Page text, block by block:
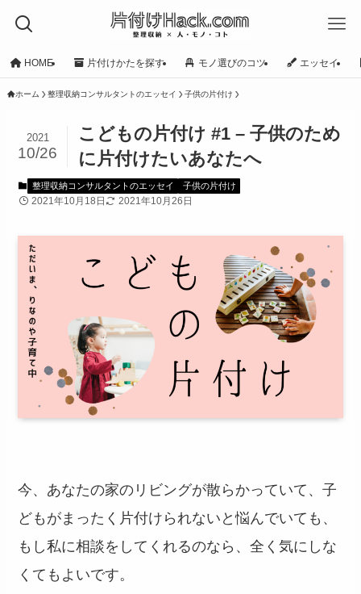
HOME 片付けかたを探す モノ選びのコツ エッセイ
ホーム 整理収納コンサルタントのエッセイ 子供の片付け
こどもの片付け #1 – 子供のため
に片付けたいあなたへ
2021
10/26
整理収納コンサルタントのエッセイ 子供の片付け
2021年10月18日 2021年10月26日
今、あなたの家のリビングが散らかっていて、子
どもがまったく片付けられないと悩んでいても、
もし私に相談をしてくれるのなら、全く気にしな
くてもよいです。